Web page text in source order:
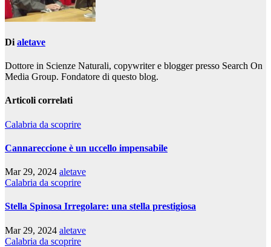
Di aletave
Dottore in Scienze Naturali, copywriter e blogger presso Search On
Media Group. Fondatore di questo blog.
Articoli correlati
Calabria da scoprire
Cannareccione è un uccello impensabile
Mar 29, 2024 aletave
Calabria da scoprire
Stella Spinosa Irregolare: una stella prestigiosa
Mar 29, 2024 aletave
Calabria da scoprire